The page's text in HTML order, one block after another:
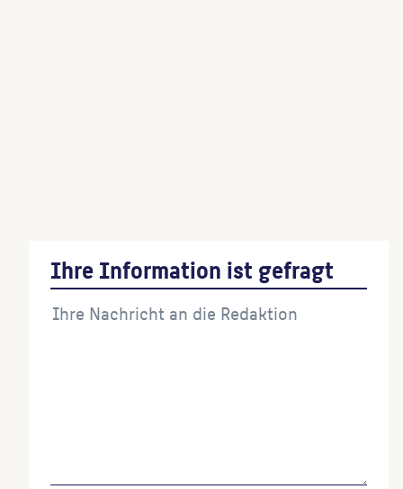
Ihre Information ist gefragt